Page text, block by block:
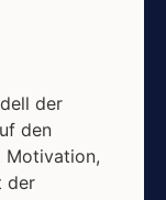
der
den
Motivation,
der